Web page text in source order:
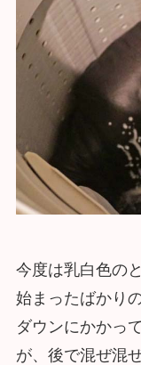
今度は乳白色の
始まったばかり
ダウンにかかっ
が、後で混ぜ混